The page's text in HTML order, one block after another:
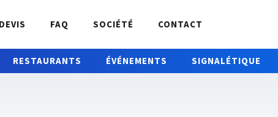
DEVIS FAQ SOCIÉTÉ CONTACT
RESTAURANTS ÉVÉNEMENTS SIGNALÉTIQUE